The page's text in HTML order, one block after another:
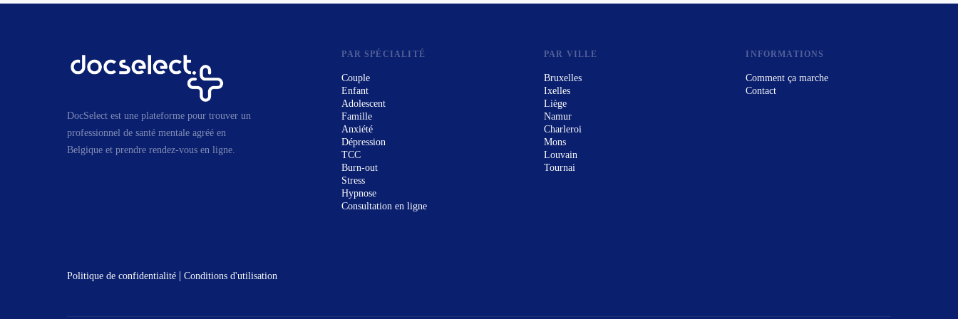
DocSelect est une plateforme pour trouver un
professionnel de santé mentale agréé en
Belgique et prendre rendez-vous en ligne.
PAR SPÉCIALITÉ
Couple
Enfant
Adolescent
Famille
Anxiété
Dépression
TCC
Burn-out
Stress
Hypnose
Consultation en ligne
PAR VILLE
Bruxelles
Ixelles
Liège
Namur
Charleroi
Mons
Louvain
Tournai
INFORMATIONS
Comment ça marche
Contact
Politique de confidentialité |Conditions d'utilisation